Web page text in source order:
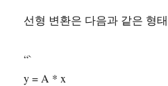
선형 변환은 다음과 같은 형
“`
y = A * x